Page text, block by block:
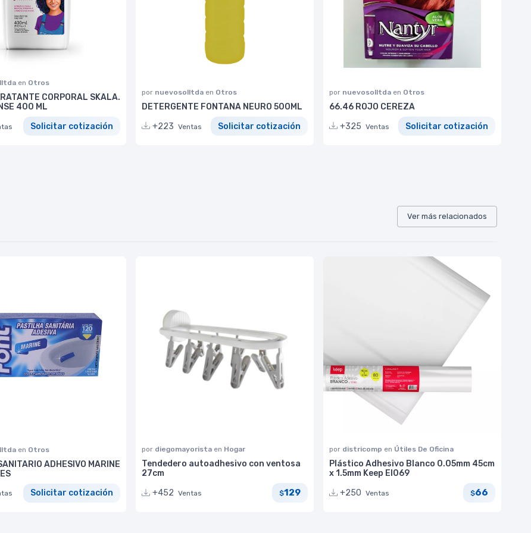
en Otros
CORPORAL SKALA.
400 ML
Solicitar cotización
por nuevosolltda en Otros
DETERGENTE FONTANA NEURO 500ML
+223 Ventas Solicitar cotización
por nuevosolltda en Otros
66.46 ROJO CEREZA
+325 Ventas Solicitar cotización
Ver más relacionados
en Otros
ADHESIVO MARINE
Solicitar cotización
por diegomayorista en Hogar
Tendedero autoadhesivo con ventosa
27cm
+452 Ventas $129
por districomp en Útiles De Oficina
Plástico Adhesivo Blanco 0.05mm 45cm
x 1.5mm Keep EI069
+250 Ventas $66